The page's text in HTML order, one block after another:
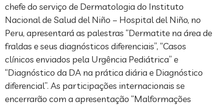
chefe do serviço de Dermatologia do Instituto
Nacional de Salud del Niño – Hospital del Niño, no
Peru, apresentará as palestras “Dermatite na área de
fraldas e seus diagnósticos diferenciais”, “Casos
clínicos enviados pela Urgência Pediátrica” e
“Diagnóstico da DA na prática diária e Diagnóstico
diferencial”. As participações internacionais se
encerrarão com a apresentação “Malformações